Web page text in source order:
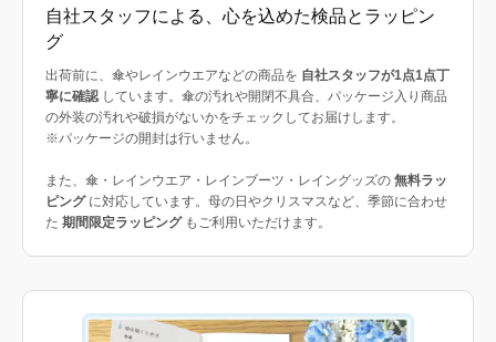
自社スタッフによる、心を込めた検品とラッピン
グ
出荷前に、傘やレインウエアなどの商品を 自社スタッフが1点1点丁
寧に確認 しています。傘の汚れや開閉不具合、パッケージ入り商品
の外装の汚れや破損がないかをチェックしてお届けします。
※パッケージの開封は行いません。
また、傘・レインウエア・レインブーツ・レイングッズの 無料ラッ
ピングに対応しています。母の日やクリスマスなど、季節に合わせ
た 期間限定ラッピングもご利用いただけます。